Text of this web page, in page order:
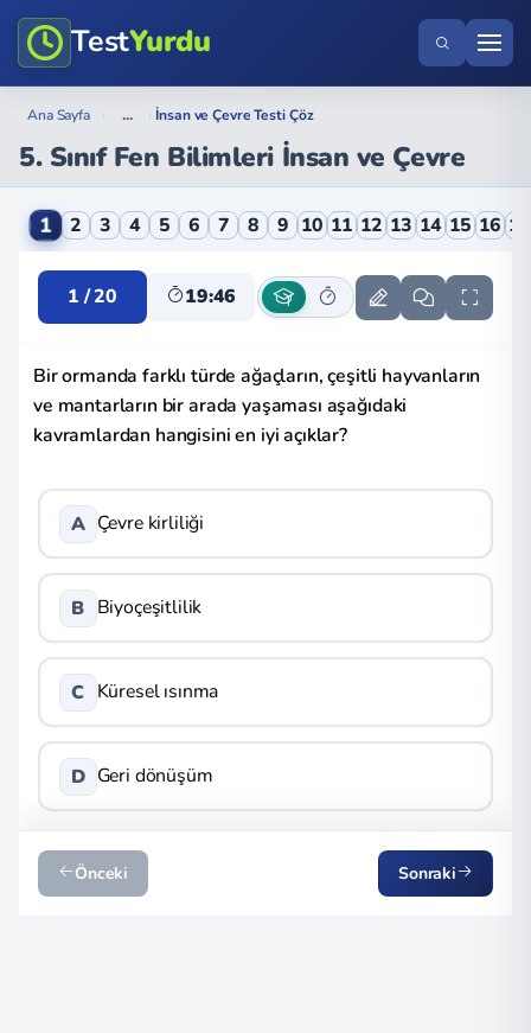
TestYurdu
Ana Sayfa › ... › İnsan ve Çevre Testi Çöz
5. Sınıf Fen Bilimleri İnsan ve Çevre
5. Sınıf Fen Bilimleri İnsan ve Çevre Online Testi
1 2 3 4 5 6 7 8 9 10 11 12 13 14 15 16 17
1 / 20 19:46
Bir ormanda farklı türde ağaçların, çeşitli hayvanların
ve mantarların bir arada yaşaması aşağıdaki
kavramlardan hangisini en iyi açıklar?
A Çevre kirliliği
B Biyoçeşitlilik
C Küresel ısınma
D Geri dönüşüm
Önceki Sonraki